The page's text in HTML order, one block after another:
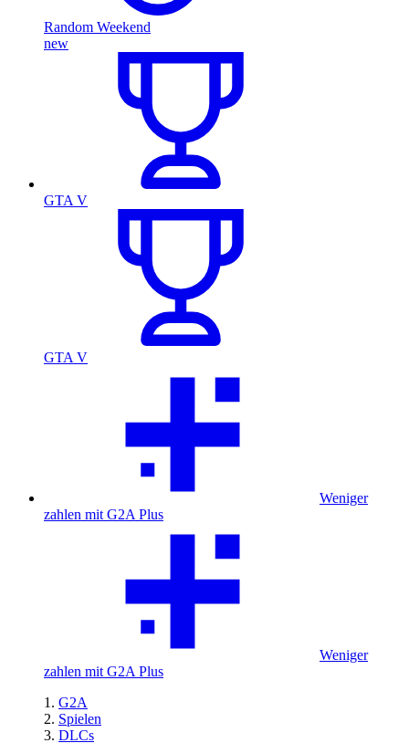
Random Weekend
new
GTA V
GTA V
Weniger
zahlen mit G2A Plus
Weniger
zahlen mit G2A Plus
G2A
Spielen
DLCs